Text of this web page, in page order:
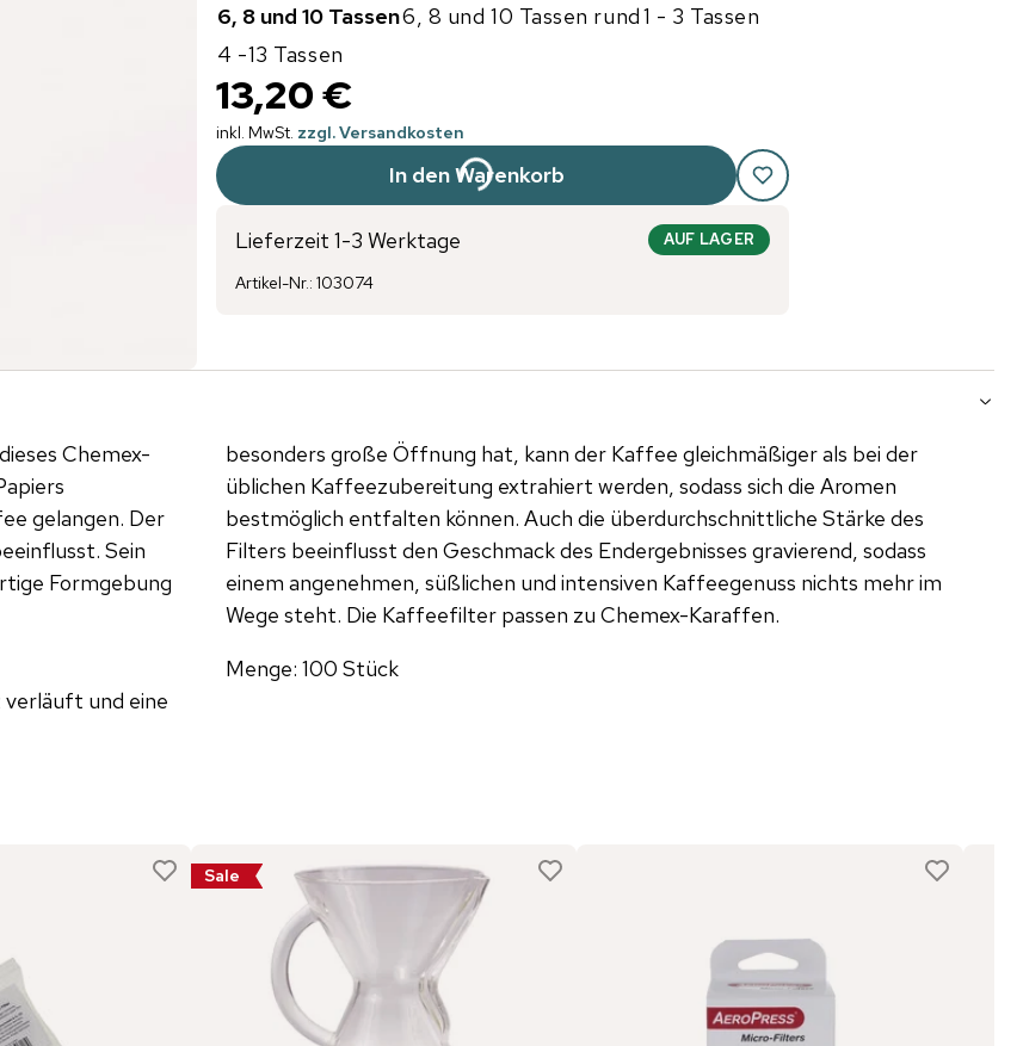
6, 8 und 10 Tassen6, 8 und 10 Tassen rund1 - 3 Tassen
4 -13 Tassen
13,20 €
inkl. MwSt. zzgl. Versandkosten
In den Warenkorb
Lieferzeit 1-3 Werktage AUF LAGER
Artikel-Nr.: 103074
Chemex-
gelangen. Der
Sein
Formgebung
und eine
besonders große Öffnung hat, kann der Kaffee gleichmäßiger als bei der
üblichen Kaffeezubereitung extrahiert werden, sodass sich die Aromen
bestmöglich entfalten können. Auch die überdurchschnittliche Stärke des
Filters beeinflusst den Geschmack des Endergebnisses gravierend, sodass
einem angenehmen, süßlichen und intensiven Kaffeegenuss nichts mehr im
Wege steht. Die Kaffeefilter passen zu Chemex-Karaffen.
Menge: 100 Stück
Sale